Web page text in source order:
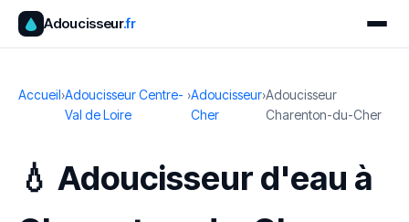
Adoucisseur.fr
Accueil›Adoucisseur Centre-
Val de Loire
›Adoucisseur
Cher
›Adoucisseur
Charenton-du-Cher
💧 Adoucisseur d'eau à